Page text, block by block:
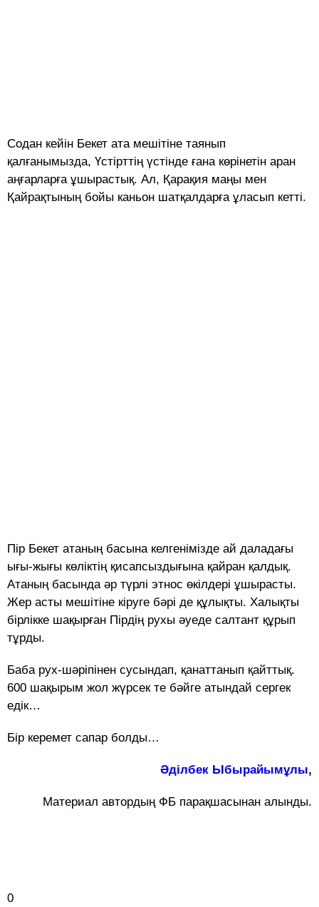
Содан кейін Бекет ата мешітіне таянып
қалғанымызда, Үстірттің үстінде ғана көрінетін аран
аңғарларға ұшырастық. Ал, Қарақия маңы мен
Қайрақтының бойы каньон шатқалдарға ұласып кетті.
Пір Бекет атаның басына келгенімізде ай даладағы
ығы-жығы көліктің қисапсыздығына қайран қалдық.
Атаның басында әр түрлі этнос өкілдері ұшырасты.
Жер асты мешітіне кіруге бәрі де құлықты. Халықты
бірлікке шақырған Пірдің рухы әуеде салтант құрып
тұрды.
Баба рух-шәріпінен сусындап, қанаттанып қайттық.
600 шақырым жол жүрсек те бәйге атындай сергек
едік…
Бір керемет сапар болды…
Әділбек Ыбырайымұлы,
Материал автордың ФБ парақшасынан алынды.
0